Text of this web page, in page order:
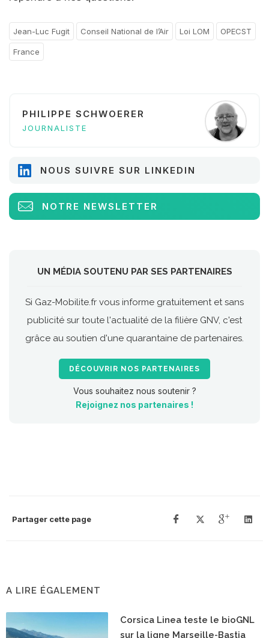
Jean-Luc Fugit Conseil National de l’Air Loi LOM OPECST
France
PHILIPPE SCHWOERER
JOURNALISTE
NOUS SUIVRE SUR LINKEDIN
NOTRE NEWSLETTER
UN MÉDIA SOUTENU PAR SES PARTENAIRES
Si Gaz-Mobilite.fr vous informe gratuitement et sans
publicité sur toute l'actualité de la filière GNV, c'est
grâce au soutien d'une quarantaine de partenaires.
DÉCOUVRIR NOS PARTENAIRES
Vous souhaitez nous soutenir ?
Rejoignez nos partenaires !
Partager cette page
A LIRE ÉGALEMENT
Corsica Linea teste le bioGNL
sur la ligne Marseille-Bastia